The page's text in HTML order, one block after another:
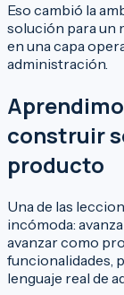
Eso cambió la
solución para un
en una capa
administración.
construir
producto
Una de las
incómoda:
avanzar como
funcionalidades,
lenguaje real de